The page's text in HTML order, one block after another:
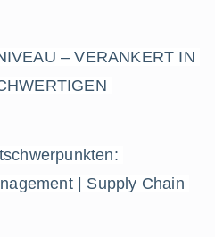
– VERANKERT IN
| Supply Chain